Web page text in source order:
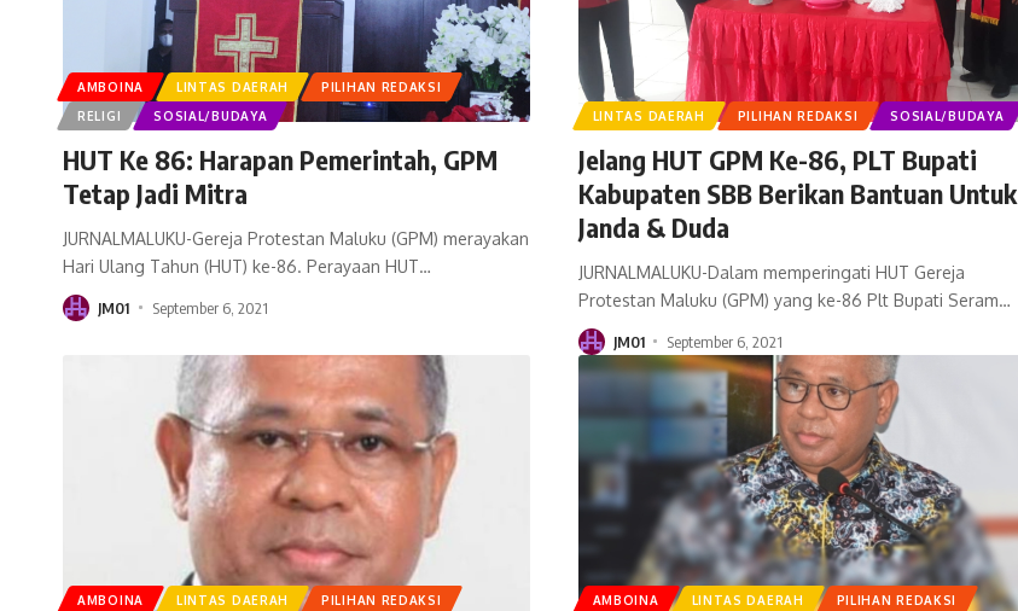
AMBOINA LINTAS DAERAH
PILIHAN REDAKSI
RELIGI
SOSIAL/BUDAYA
HUT Ke 86: Harapan Pemerintah, GPM
Tetap Jadi Mitra
JURNALMALUKU-Gereja Protestan Maluku (GPM) merayakan
Hari Ulang Tahun (HUT) ke-86. Perayaan HUT…
JM01 September 6, 2021
LINTAS DAERAH PILIHAN REDAKSI SOSIAL/BUDAYA
Jelang HUT GPM Ke-86, PLT Bupati
Kabupaten SBB Berikan Bantuan Untuk
Janda & Duda
JURNALMALUKU-Dalam memperingati HUT Gereja
Protestan Maluku (GPM) yang ke-86 Plt Bupati Seram…
JM01 September 6, 2021
AMBOINA LINTAS DAERAH
PILIHAN REDAKSI
AMBOINA LINTAS DAERAH
PILIHAN REDAKSI